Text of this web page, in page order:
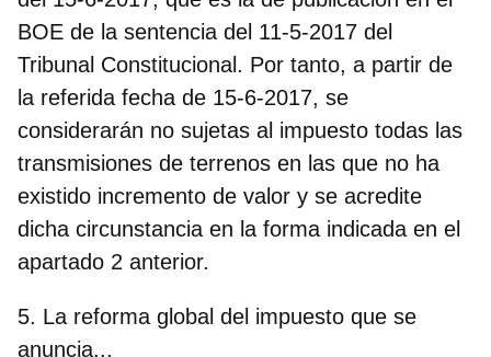
BOE de la sentencia del 11-5-2017 del
Tribunal Constitucional. Por tanto, a partir de
la referida fecha de 15-6-2017, se
considerarán no sujetas al impuesto todas las
transmisiones de terrenos en las que no ha
existido incremento de valor y se acredite
dicha circunstancia en la forma indicada en el
apartado 2 anterior.
5. La reforma global del impuesto que se
anuncia...